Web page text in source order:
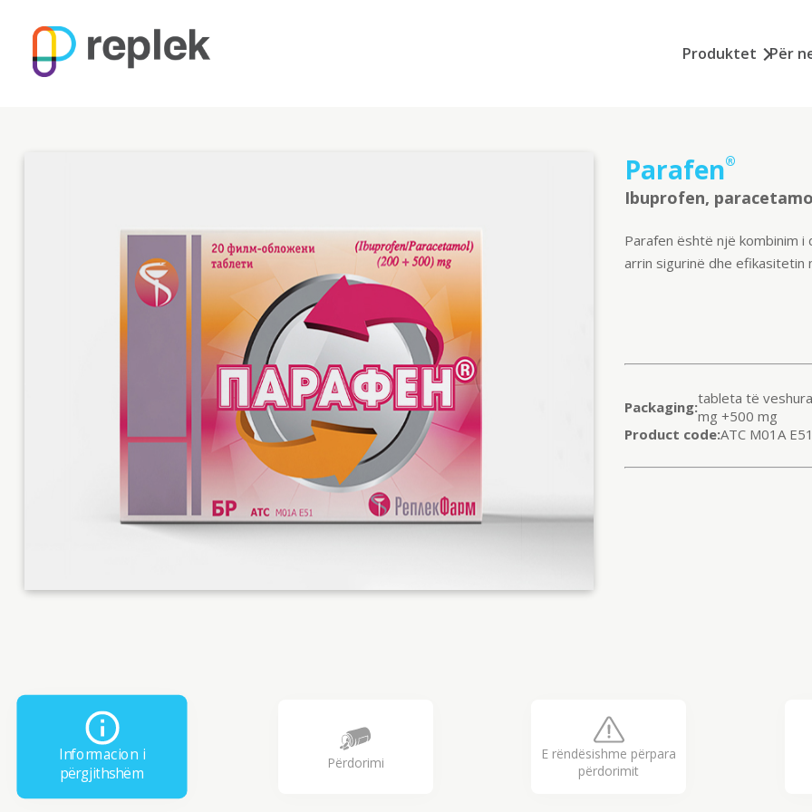
Produktet Për
Parafen®
Ibuprofen,
Parafen është një kombinim
arrin sigurinë dhe
Packaging:tableta të
mg +500 mg
Product code:ATC M01A
Informacion i
përgjithshëm
Përdorimi
E rëndësishme përpara
përdorimit